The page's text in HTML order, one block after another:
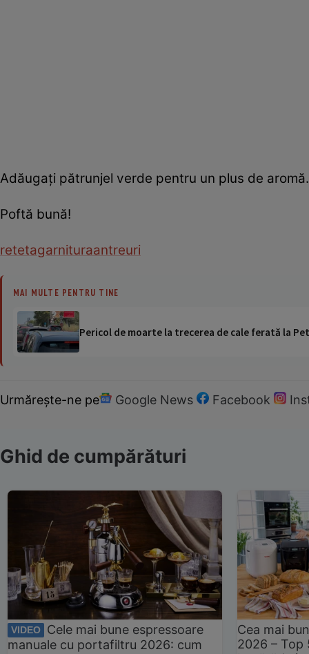
Adăugaţi pătrunjel verde pentru un plus de
Poftă bună!
retetagarnituraantreuri
MAI MULTE PENTRU TINE
Pericol de moarte la trecerea de cale ferată la
Urmărește-ne pe Google News Facebook
Ghid de cumpărături
VIDEO
Cele mai bune espressoare
manuale cu portafiltru 2026: cum
Cea mai
2026 –